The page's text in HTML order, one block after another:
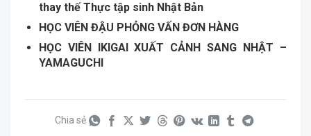
thay thế Thực tập sinh Nhật Bản
HỌC VIÊN ĐẬU PHỎNG VẤN ĐƠN HÀNG
HỌC VIÊN IKIGAI XUẤT CẢNH SANG NHẬT –
YAMAGUCHI
Chia sẻ